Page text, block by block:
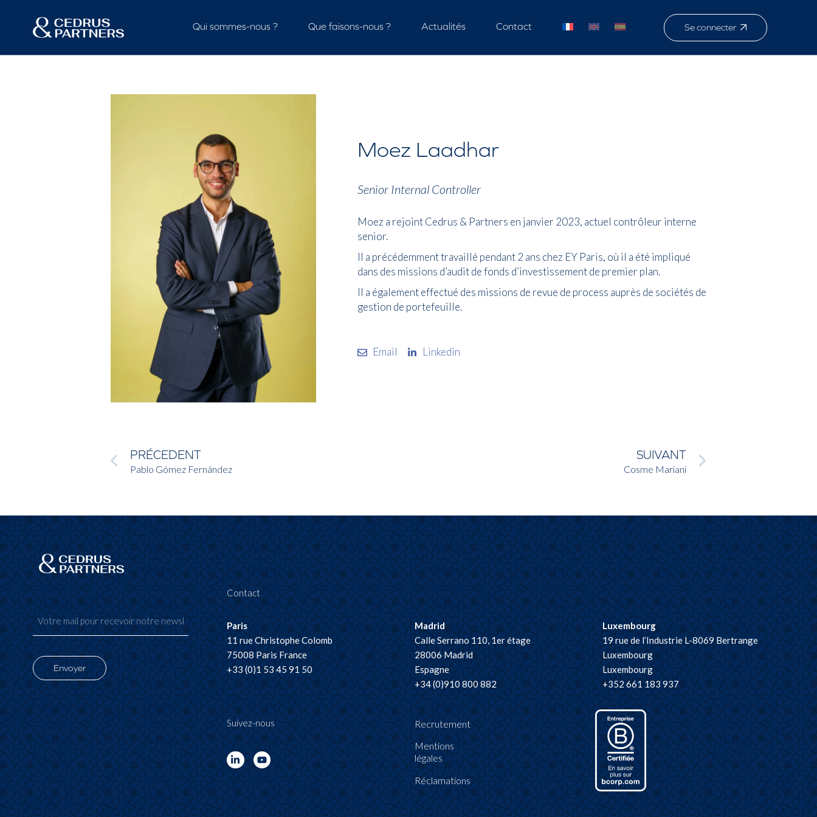
Qui sommes-nous ? Que faisons-nous ? Actualités Contact Se connecter
Moez Laadhar
Senior Internal Controller
Moez a rejoint Cedrus & Partners en janvier 2023, actuel contrôleur interne
senior.
Il a précédemment travaillé pendant 2 ans chez EY Paris, où il a été impliqué
dans des missions d’audit de fonds d’investissement de premier plan.
Il a également effectué des missions de revue de process auprès de sociétés de
gestion de portefeuille.
Email Linkedin
PRÉCEDENT
Pablo Gómez Fernández
SUIVANT
Cosme Mariani
Contact
Envoyer
Paris
11 rue Christophe Colomb
75008 Paris France
+33 (0)1 53 45 91 50
Madrid
Calle Serrano 110, 1er étage
28006 Madrid
Espagne
+34 (0)910 800 882
Luxembourg
19 rue de l’Industrie L-8069 Bertrange
Luxembourg
Luxembourg
+352 661 183 937
Suivez-nous
Recrutement
Mentions
légales
Réclamations